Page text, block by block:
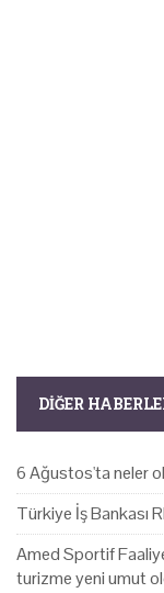
DIĞER
6 Ağustos'ta neler
Türkiye İş Bankası
Amed Sportif
turizme yeni umut